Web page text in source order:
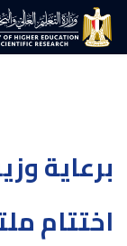
برعاية
اختتام